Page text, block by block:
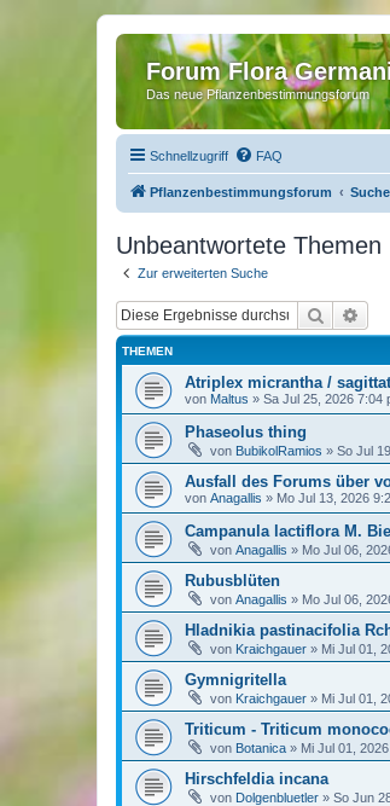
Forum Flora
Das neue Pflanzenbestimmungsforum
Schnellzugriff FAQ
Pflanzenbestimmungsforum Suche
Unbeantwortete Themen
Zur erweiterten Suche
Suche
THEMEN
Atriplex micrantha /
von Maltus » Sa Jul 25, 2026 7:04
Phaseolus thing
von BubikolRamios » So Jul
Ausfall des Forums über
von Anagallis » Mo Jul 13, 2026
Campanula lactiflora M.
von Anagallis » Mo Jul 06,
Rubusblüten
von Anagallis » Mo Jul 06,
Hladnikia pastinacifolia
von Kraichgauer » Mi Jul 01,
Gymnigritella
von Kraichgauer » Mi Jul 01,
Triticum - Triticum
von Botanica » Mi Jul 01,
Hirschfeldia incana
von Dolgenbluetler » So Jun